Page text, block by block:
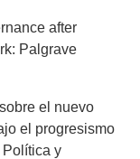
after
Palgrave
el nuevo
el progresismo
Política y